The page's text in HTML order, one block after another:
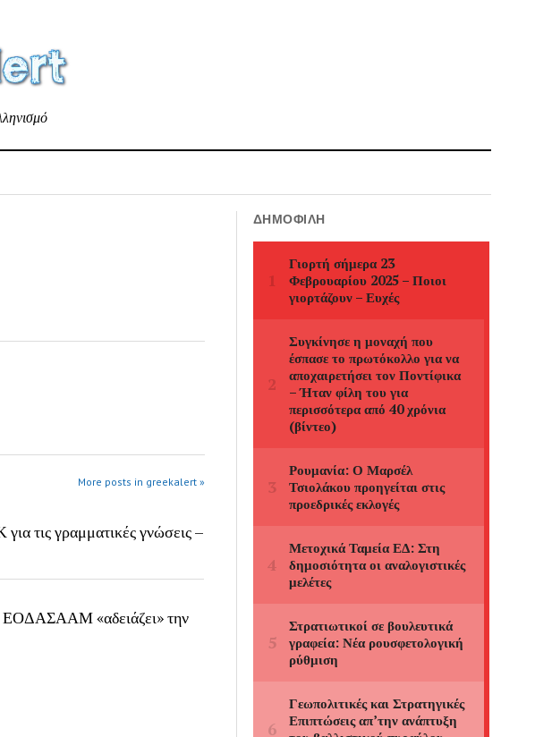
More posts in greekalert »
τις γραμματικές γνώσεις –
ΕΟΔΑΣΑΑΜ «αδειάζει» την
ΔΗΜΟΦΙΛΉ